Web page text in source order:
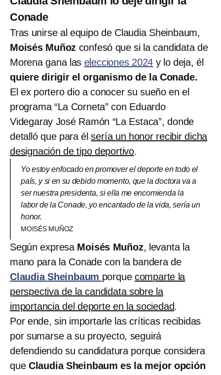
Conade
Tras unirse al equipo de Claudia Sheinbaum,
Moisés Muñoz confesó que si la candidata de
Morena gana las elecciones 2024 y lo deja, él
quiere dirigir el organismo de la Conade.
El ex portero dio a conocer su sueño en el
programa “La Corneta” con Eduardo
Videgaray José Ramón “La Estaca”, donde
detalló que para élsería un honor recibir dicha
designación de tipo deportivo.
Yo estoy enfocado en promover el deporte en todo el
país, y si en su debido momento, que la doctora va a
ser nuestra presidenta, si ella me encomienda la
labor de la Conade, yo encantado de la vida, sería un
honor.
MOISÉS MUÑOZ
Según expresa Moisés Muñoz, levanta la
mano para la Conade con la bandera de
Claudia Sheinbaum porque comparte la
perspectiva de la candidata sobre la
importancia del deporte en la sociedad.
Por ende, sin importarle las críticas recibidas
por sumarse a su proyecto, seguirá
defendiendo su candidatura porque considera
que Claudia Sheinbaum es la mejor opción